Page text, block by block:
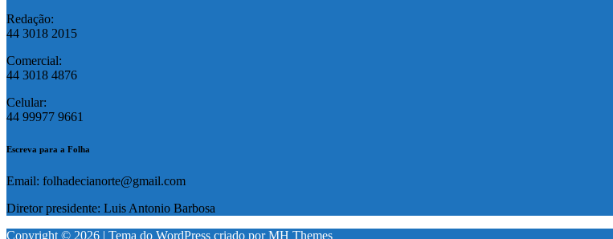
Redação:
44 3018 2015
Comercial:
44 3018 4876
Celular:
44 99977 9661
Escreva para a Folha
Email: folhadecianorte@gmail.com
Diretor presidente: Luis Antonio Barbosa
Copyright © 2026 | Tema do WordPress criado porMH Themes